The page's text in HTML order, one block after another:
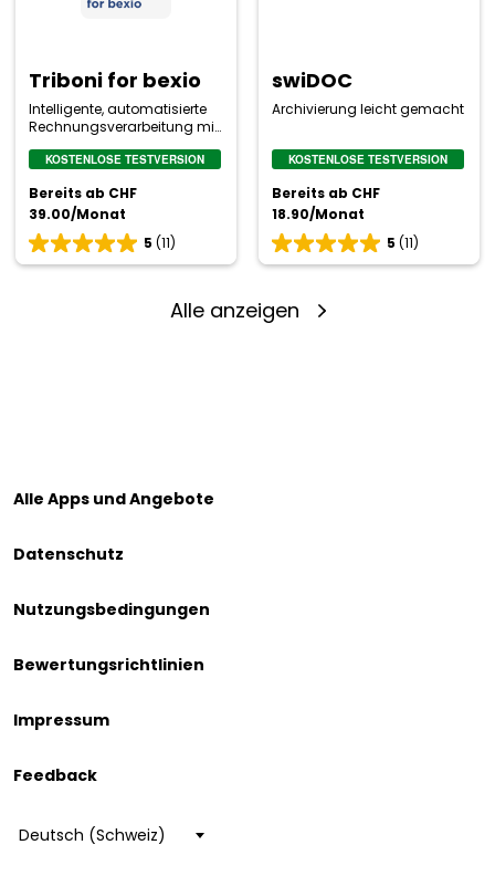
Triboni for bexio
Intelligente, automatisierte
Rechnungsverarbeitung mit
KOSTENLOSE TESTVERSION
Bereits ab CHF
39.00/Monat
5 (11)
Bewertung
5
swiDOC
Archivierung leicht gemacht
KOSTENLOSE TESTVERSION
Bereits ab CHF
18.90/Monat
5 (11)
Bewertung
5
5
basierend
Alle anzeigen
Alle Apps und Angebote
Datenschutz
Nutzungsbedingungen
Bewertungsrichtlinien
Impressum
Feedback
Choose